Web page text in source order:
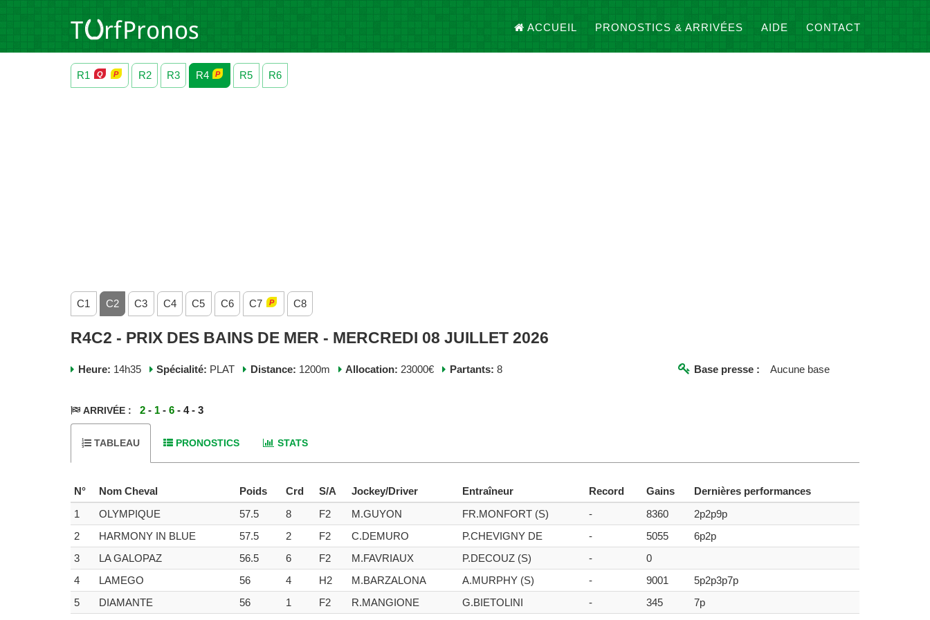
ACCUEIL PRONOSTICS & ARRIVÉES AIDE CONTACT
R1 R2 R3 R4 R5 R6
C1 C2 C3 C4 C5 C6 C7 C8
R4C2 - PRIX DES BAINS DE MER - MERCREDI 08 JUILLET 2026
Heure: 14h35 Spécialité: PLAT Distance: 1200m Allocation: 23000€ Partants: 8 Base presse : Aucune base
ARRIVÉE : 2 - 1 -6 - 4 - 3
TABLEAU PRONOSTICS STATS
N° Nom Cheval Poids Crd S/A Jockey/Driver Entraîneur Record Gains
Dernières performances
1
OLYMPIQUE 57.5 8 F2 M.GUYON FR.MONFORT (S) - 8360
2p2p9p
2
HARMONY IN BLUE 57.5 2 F2 C.DEMURO P.CHEVIGNY DE - 5055
6p2p
3
LA GALOPAZ 56.5 6 F2 M.FAVRIAUX P.DECOUZ (S) -
0
4
LAMEGO 56 4 H2 M.BARZALONA A.MURPHY (S) - 9001
5p2p3p7p
5
DIAMANTE 56 1 F2 R.MANGIONE G.BIETOLINI - 345
7p